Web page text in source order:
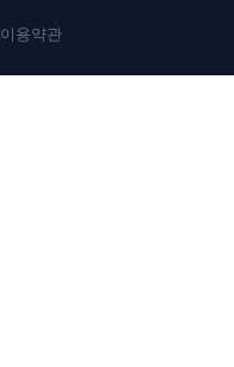
이용약관